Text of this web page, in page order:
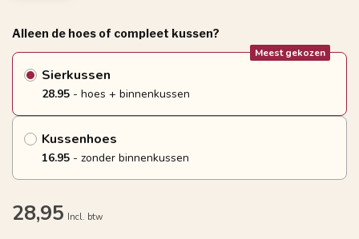
Alleen de hoes of compleet kussen?
Sierkussen
Meest gekozen
28.95 - hoes + binnenkussen
Kussenhoes
16.95 - zonder binnenkussen
28,95 Incl. btw